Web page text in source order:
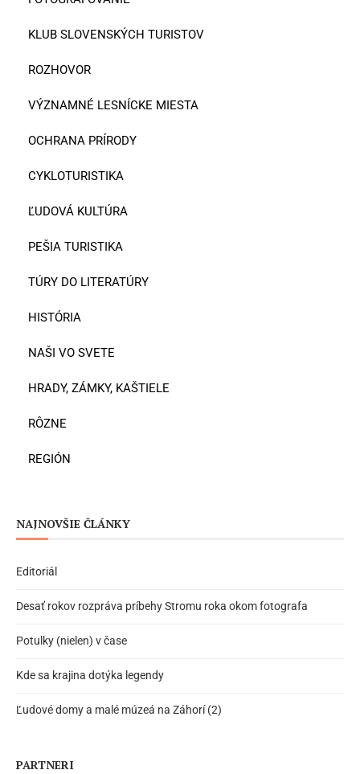
KLUB SLOVENSKÝCH TURISTOV
ROZHOVOR
VÝZNAMNÉ LESNÍCKE MIESTA
OCHRANA PRÍRODY
CYKLOTURISTIKA
ĽUDOVÁ KULTÚRA
PEŠIA TURISTIKA
TÚRY DO LITERATÚRY
HISTÓRIA
NAŠI VO SVETE
HRADY, ZÁMKY, KAŠTIELE
RÔZNE
REGIÓN
NAJNOVŠIE ČLÁNKY
Editoriál
Desať rokov rozpráva príbehy Stromu roka okom fotografa
Potulky (nielen) v čase
Kde sa krajina dotýka legendy
Ľudové domy a malé múzeá na Záhorí (2)
PARTNERI